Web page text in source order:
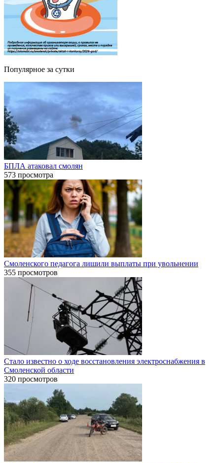
Популярное за сутки
БПЛА атаковал смолян
573 просмотра
Смоленского педагога лишили выплаты при увольнении
355 просмотров
Стало известно о ходе восстановления электроснабжения в
Смоленской области
320 просмотров